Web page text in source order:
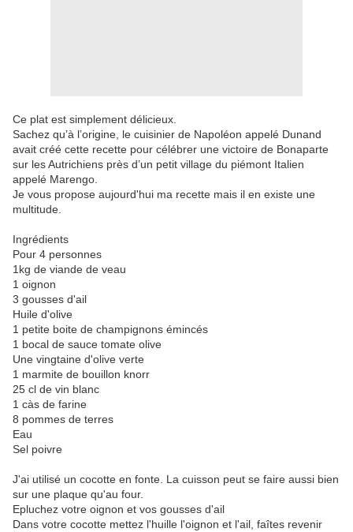
Ce plat est simplement délicieux.
Sachez qu’à l’origine, le cuisinier de Napoléon appelé Dunand
avait créé cette recette pour célébrer une victoire de Bonaparte
sur les Autrichiens près d’un petit village du piémont Italien
appelé Marengo.
Je vous propose aujourd'hui ma recette mais il en existe une
multitude.
Ingrédients
Pour 4 personnes
1kg de viande de veau
1 oignon
3 gousses d'ail
Huile d'olive
1 petite boite de champignons émincés
1 bocal de sauce tomate olive
Une vingtaine d'olive verte
1 marmite de bouillon knorr
25 cl de vin blanc
1 càs de farine
8 pommes de terres
Eau
Sel poivre
J'ai utilisé un cocotte en fonte. La cuisson peut se faire aussi bien
sur une plaque qu'au four.
Epluchez votre oignon et vos gousses d'ail
Dans votre cocotte mettez l'huille l'oignon et l'ail, faîtes revenir